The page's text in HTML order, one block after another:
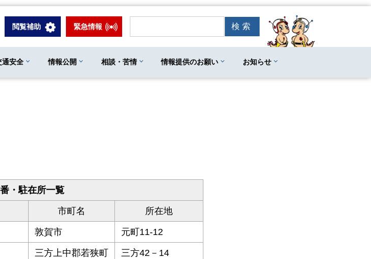
閲覧補助 緊急情報
通安全 情報公開 相談・苦情 情報提供のお願い お知らせ
・駐在所一覧
市町名
所在地
敦賀市
元町11-12
三方上中郡若狭町
三方42－14